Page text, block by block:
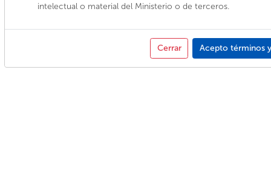
intelectual o material del Ministerio o de terceros.
Cerrar Acepto términos